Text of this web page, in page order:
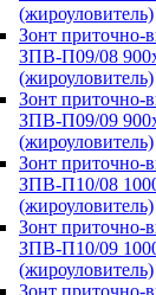
(жироуловитель)
Зонт приточно-
ЗПВ-П09/08
(жироуловитель)
Зонт приточно-
ЗПВ-П09/09
(жироуловитель)
Зонт приточно-
ЗПВ-П10/08
(жироуловитель)
Зонт приточно-
ЗПВ-П10/09
(жироуловитель)
Зонт приточно-